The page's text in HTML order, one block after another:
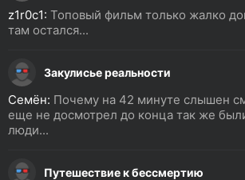
z1r0c1: Топовый фильм только жалко
там остался...
Закулисье реальности
Семён: Почему на 42 минуте слышен
еще не досмотрел до конца так же
люди...
Путешествие к бессмертию